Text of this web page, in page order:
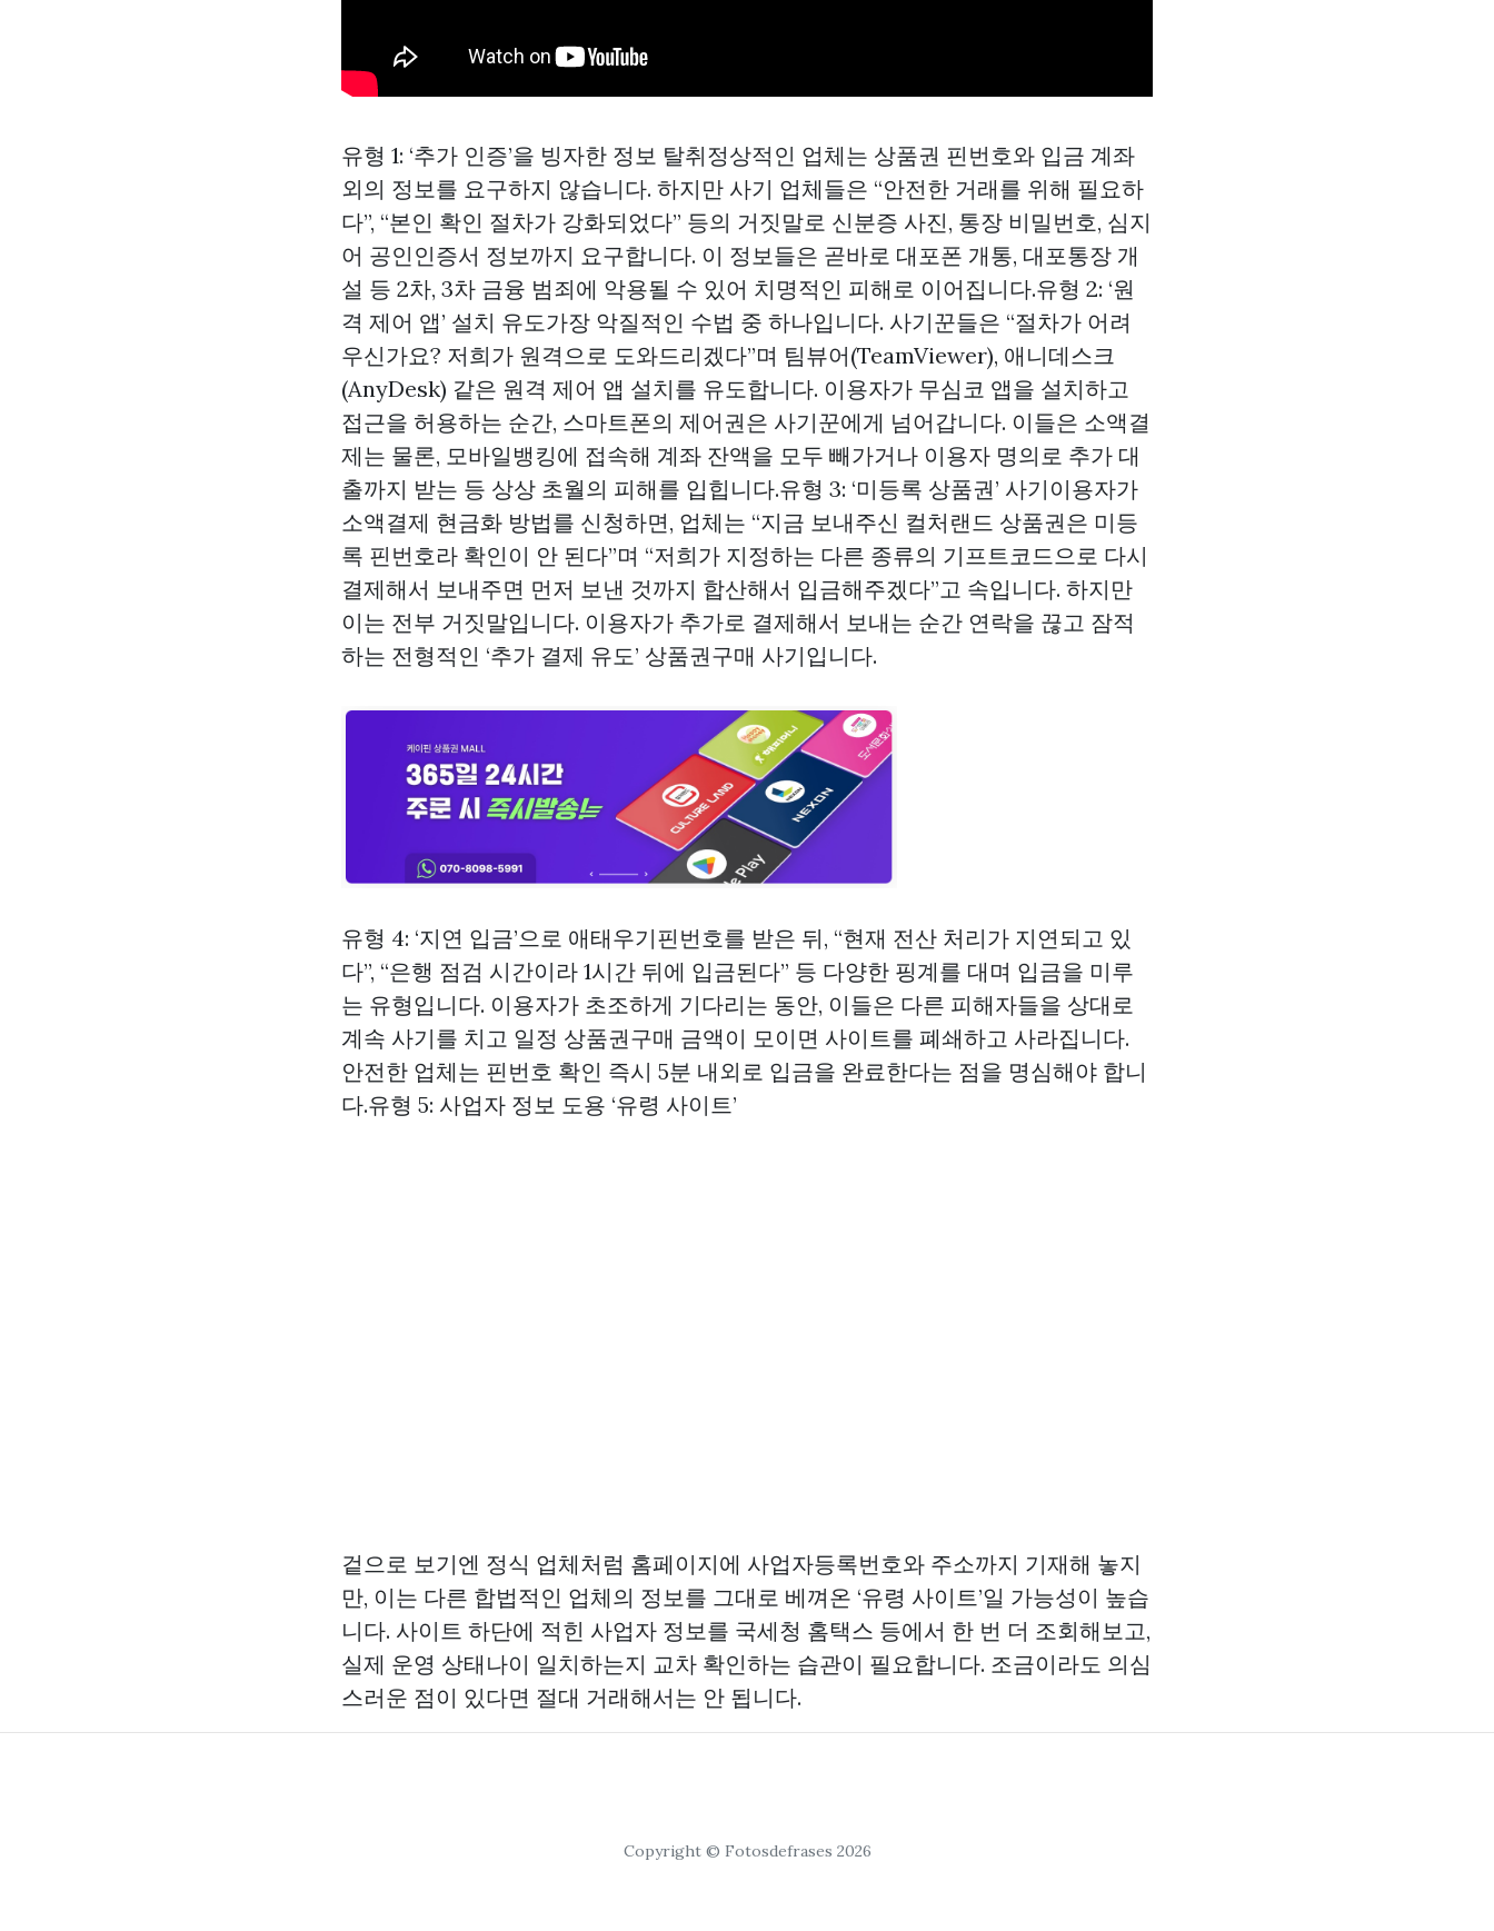
유형 1: ‘추가 인증’을 빙자한 정보 탈취정상적인 업체는 상품권 핀번호와 입금 계좌
외의 정보를 요구하지 않습니다. 하지만 사기 업체들은 “안전한 거래를 위해 필요하
다”, “본인 확인 절차가 강화되었다” 등의 거짓말로 신분증 사진, 통장 비밀번호, 심지
어 공인인증서 정보까지 요구합니다. 이 정보들은 곧바로 대포폰 개통, 대포통장 개
설 등 2차, 3차 금융 범죄에 악용될 수 있어 치명적인 피해로 이어집니다.유형 2: ‘원
격 제어 앱’ 설치 유도가장 악질적인 수법 중 하나입니다. 사기꾼들은 “절차가 어려
우신가요? 저희가 원격으로 도와드리겠다”며 팀뷰어(TeamViewer), 애니데스크
(AnyDesk) 같은 원격 제어 앱 설치를 유도합니다. 이용자가 무심코 앱을 설치하고
접근을 허용하는 순간, 스마트폰의 제어권은 사기꾼에게 넘어갑니다. 이들은 소액결
제는 물론, 모바일뱅킹에 접속해 계좌 잔액을 모두 빼가거나 이용자 명의로 추가 대
출까지 받는 등 상상 초월의 피해를 입힙니다.유형 3: ‘미등록 상품권’ 사기이용자가
소액결제 현금화 방법를 신청하면, 업체는 “지금 보내주신 컬처랜드 상품권은 미등
록 핀번호라 확인이 안 된다”며 “저희가 지정하는 다른 종류의 기프트코드으로 다시
결제해서 보내주면 먼저 보낸 것까지 합산해서 입금해주겠다”고 속입니다. 하지만
이는 전부 거짓말입니다. 이용자가 추가로 결제해서 보내는 순간 연락을 끊고 잠적
하는 전형적인 ‘추가 결제 유도’ 상품권구매 사기입니다.
유형 4: ‘지연 입금’으로 애태우기핀번호를 받은 뒤, “현재 전산 처리가 지연되고 있
다”, “은행 점검 시간이라 1시간 뒤에 입금된다” 등 다양한 핑계를 대며 입금을 미루
는 유형입니다. 이용자가 초조하게 기다리는 동안, 이들은 다른 피해자들을 상대로
계속 사기를 치고 일정 상품권구매 금액이 모이면 사이트를 폐쇄하고 사라집니다.
안전한 업체는 핀번호 확인 즉시 5분 내외로 입금을 완료한다는 점을 명심해야 합니
다.유형 5: 사업자 정보 도용 ‘유령 사이트’
겉으로 보기엔 정식 업체처럼 홈페이지에 사업자등록번호와 주소까지 기재해 놓지
만, 이는 다른 합법적인 업체의 정보를 그대로 베껴온 ‘유령 사이트’일 가능성이 높습
니다. 사이트 하단에 적힌 사업자 정보를 국세청 홈택스 등에서 한 번 더 조회해보고,
실제 운영 상태나이 일치하는지 교차 확인하는 습관이 필요합니다. 조금이라도 의심
스러운 점이 있다면 절대 거래해서는 안 됩니다.
Copyright © Fotosdefrases 2026